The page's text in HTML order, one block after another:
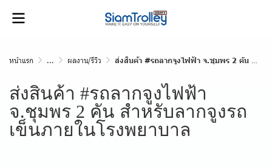
หน้าแรก ... ผลงาน/รีวิว ส่งสินค้า #รถลากจูงไฟฟ้า จ.ชุมพร 2 คัน สำหรับลากจูงรถเข็นภายในโรงพยาบาล
ส่งสินค้า #รถลากจูงไฟฟ้า
จ.ชุมพร 2 คัน สำหรับลากจูงรถ
เข็นภายในโรงพยาบาล